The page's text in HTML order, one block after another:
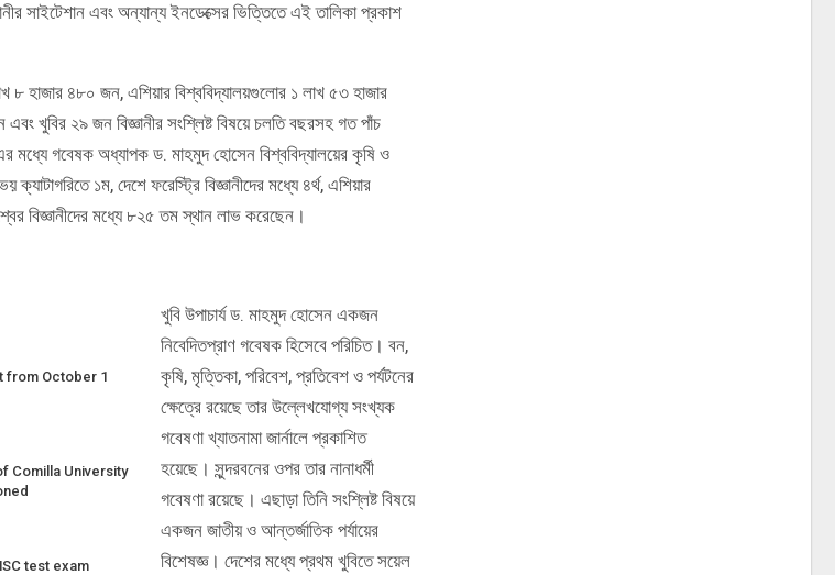
সাইটেশান এবং অন্যান্য ইনডেক্সের ভিত্তিতে এই তালিকা প্রকাশ
৮ হাজার ৪৮০ জন, এশিয়ার বিশ্ববিদ্যালয়গুলোর ১ লাখ ৫৩ হাজার
খুবির ২৯ জন বিজ্ঞানীর সংশ্লিষ্ট বিষয়ে চলতি বছরসহ গত পাঁচ
গবেষক অধ্যাপক ড. মাহমুদ হোসেন বিশ্ববিদ্যালয়ের কৃষি ও
১ম, দেশে ফরেস্ট্রি বিজ্ঞানীদের মধ্যে ৪র্থ, এশিয়ার
বিজ্ঞানীদের মধ্যে ৮২৫ তম স্থান লাভ করেছেন।
from October 1
Comilla University
test exam
খুবি উপাচার্য ড. মাহমুদ হোসেন একজন
নিবেদিতপ্রাণ গবেষক হিসেবে পরিচিত। বন,
কৃষি, মৃত্তিকা, পরিবেশ, প্রতিবেশ ও পর্যটনের
ক্ষেত্রে রয়েছে তার উল্লেখযোগ্য সংখ্যক
গবেষণা খ্যাতনামা জার্নালে প্রকাশিত
হয়েছে। সুন্দরবনের ওপর তার নানাধর্মী
গবেষণা রয়েছে। এছাড়া তিনি সংশ্লিষ্ট বিষয়ে
একজন জাতীয় ও আন্তর্জাতিক পর্যায়ের
বিশেষজ্ঞ। দেশের মধ্যে প্রথম খুবিতে সয়েল